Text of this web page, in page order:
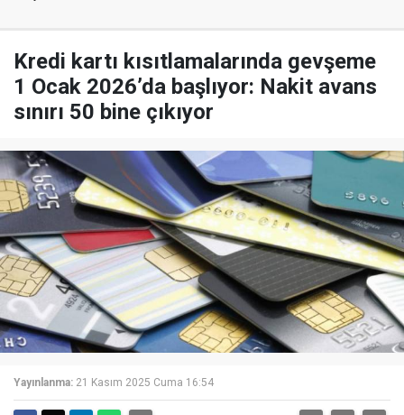
Kredi kartı kısıtlamalarında gevşeme
1 Ocak 2026’da başlıyor: Nakit avans
sınırı 50 bine çıkıyor
Yayınlanma: 21 Kasım 2025 Cuma 16:54